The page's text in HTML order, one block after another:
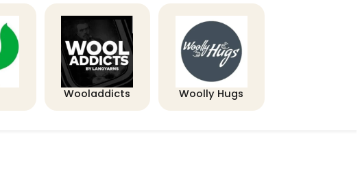
Wooladdicts Woolly Hugs